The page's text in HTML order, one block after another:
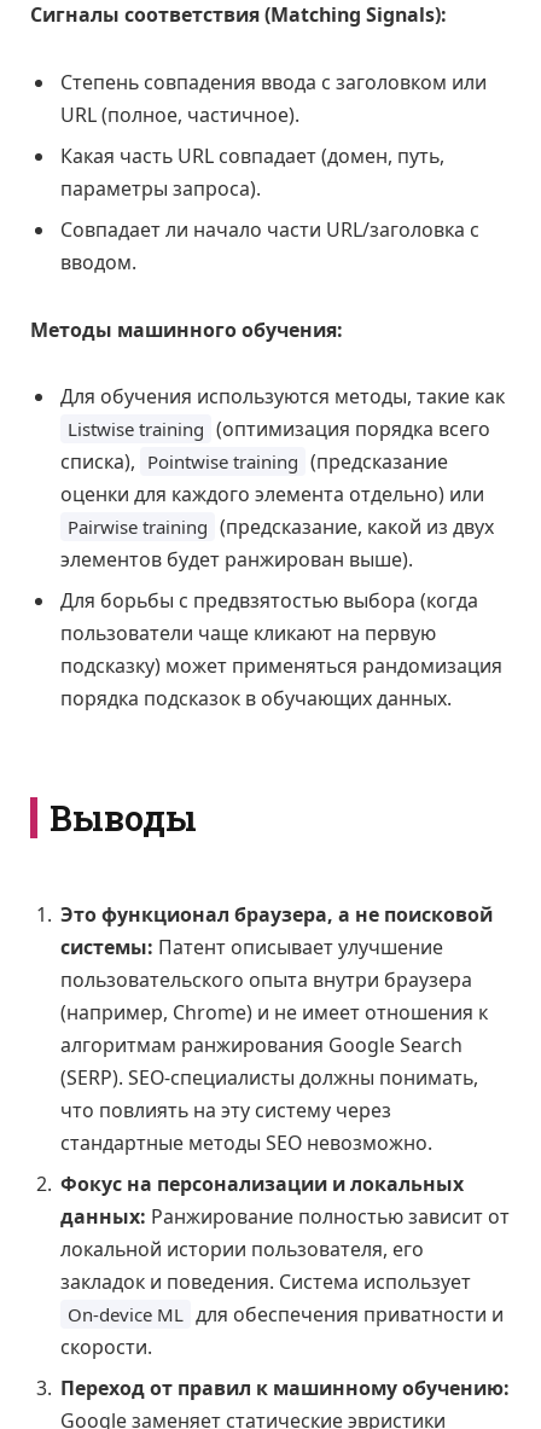
Сигналы соответствия (Matching Signals):
Степень совпадения ввода с заголовком или
URL (полное, частичное).
Какая часть URL совпадает (домен, путь,
параметры запроса).
Совпадает ли начало части URL/заголовка с
вводом.
Методы машинного обучения:
Для обучения используются методы, такие как
Listwise training (оптимизация порядка всего
списка), Pointwise training (предсказание
оценки для каждого элемента отдельно) или
Pairwise training (предсказание, какой из двух
элементов будет ранжирован выше).
Для борьбы с предвзятостью выбора (когда
пользователи чаще кликают на первую
подсказку) может применяться рандомизация
порядка подсказок в обучающих данных.
Выводы
Это функционал браузера, а не поисковой
системы: Патент описывает улучшение
пользовательского опыта внутри браузера
(например, Chrome) и не имеет отношения к
алгоритмам ранжирования Google Search
(SERP). SEO-специалисты должны понимать,
что повлиять на эту систему через
стандартные методы SEO невозможно.
Фокус на персонализации и локальных
данных: Ранжирование полностью зависит от
локальной истории пользователя, его
закладок и поведения. Система использует
On-device ML для обеспечения приватности и
скорости.
Переход от правил к машинному обучению:
Google заменяет статические эвристики